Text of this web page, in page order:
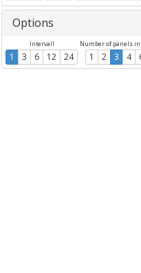
Options
Intervall
1 3 6 12 24
Number of panels
1 2 3 4